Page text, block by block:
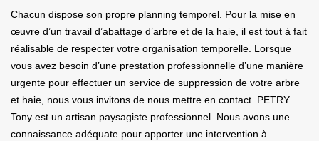
Chacun dispose son propre planning temporel. Pour la mise en
œuvre d’un travail d’abattage d’arbre et de la haie, il est tout à fait
réalisable de respecter votre organisation temporelle. Lorsque
vous avez besoin d’une prestation professionnelle d’une manière
urgente pour effectuer un service de suppression de votre arbre
et haie, nous vous invitons de nous mettre en contact. PETRY
Tony est un artisan paysagiste professionnel. Nous avons une
connaissance adéquate pour apporter une intervention à